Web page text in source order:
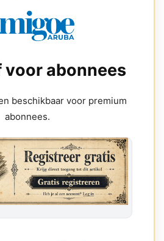
voor abonnees
beschikbaar voor premium
abonnees.